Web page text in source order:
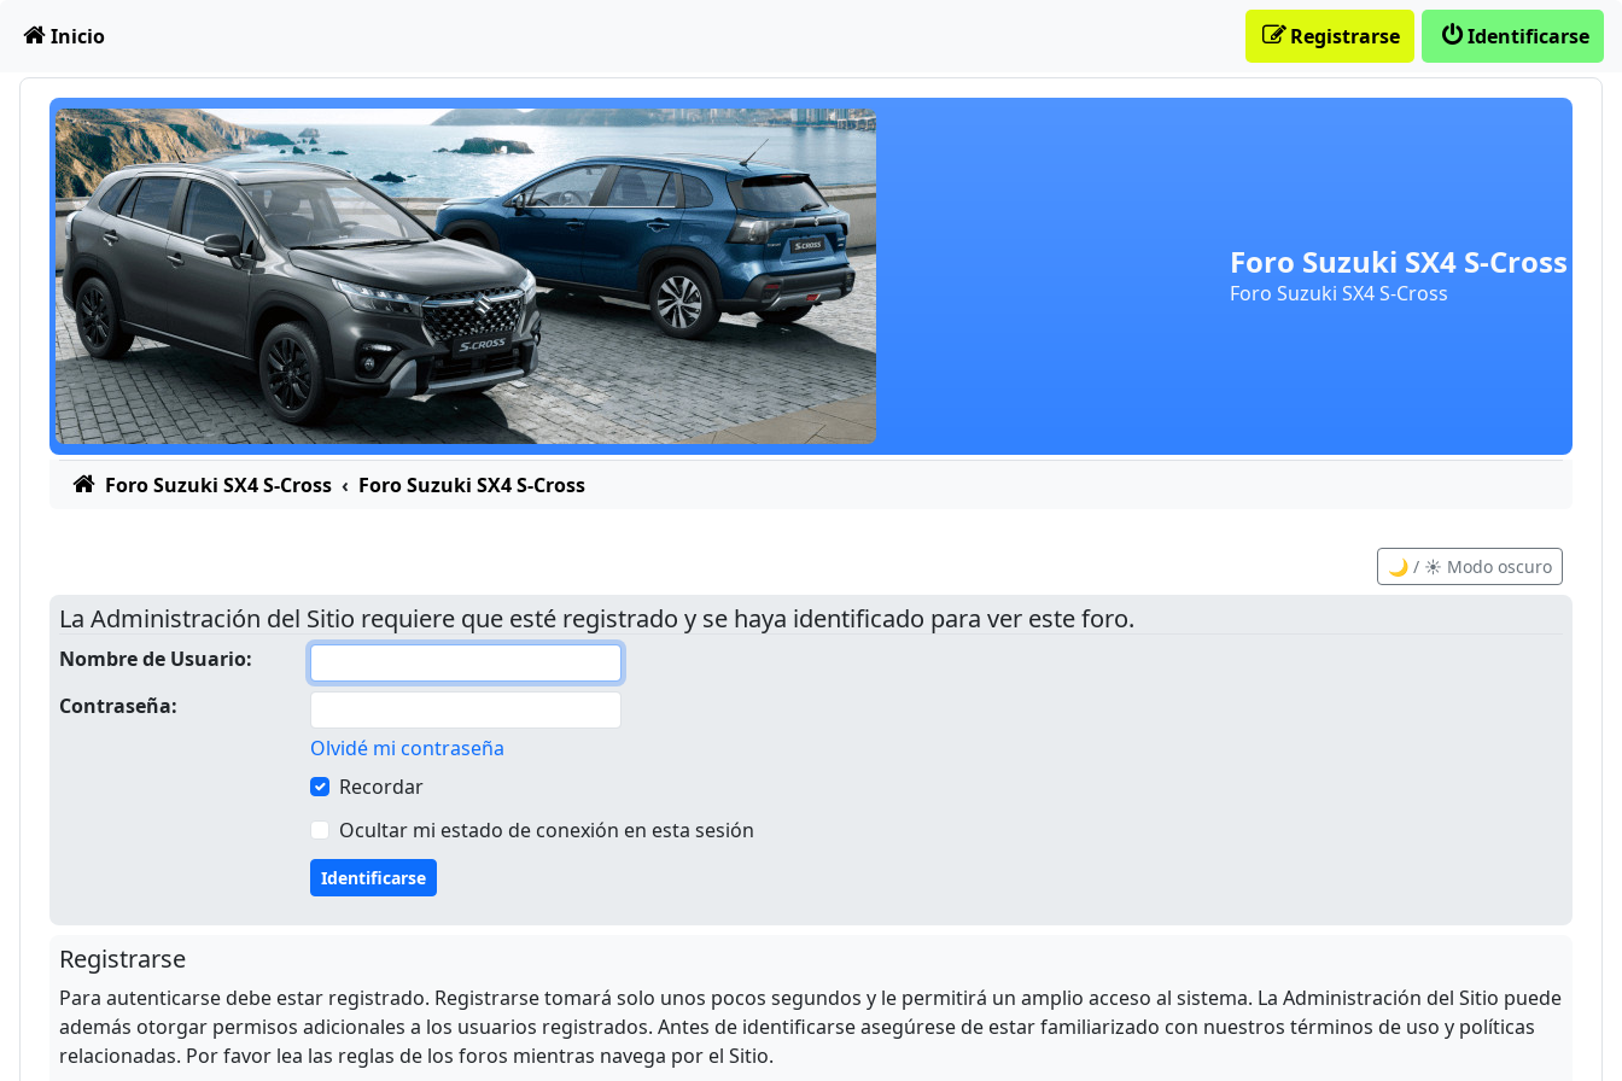
Obviar
Foro Suzuki SX4 S-Cross
Foro Suzuki SX4 S-Cross
Inicio Identificarse
Registrarse
Foro Suzuki SX4 S-Cross Foro Suzuki SX4 S-Cross
🌙 / ☀️ Modo oscuro
La Administración del Sitio requiere que esté registrado y se haya identificado para ver este foro.
Nombre de Usuario:
Contraseña:
Olvidé mi contraseña
Recordar
Ocultar mi estado de conexión en esta sesión
Registrarse
Para autenticarse debe estar registrado. Registrarse tomará solo unos pocos segundos y le permitirá un amplio acceso al sistema. La Administración del Sitio puede
además otorgar permisos adicionales a los usuarios registrados. Antes de identificarse asegúrese de estar familiarizado con nuestros términos de uso y políticas
relacionadas. Por favor lea las reglas de los foros mientras navega por el Sitio.